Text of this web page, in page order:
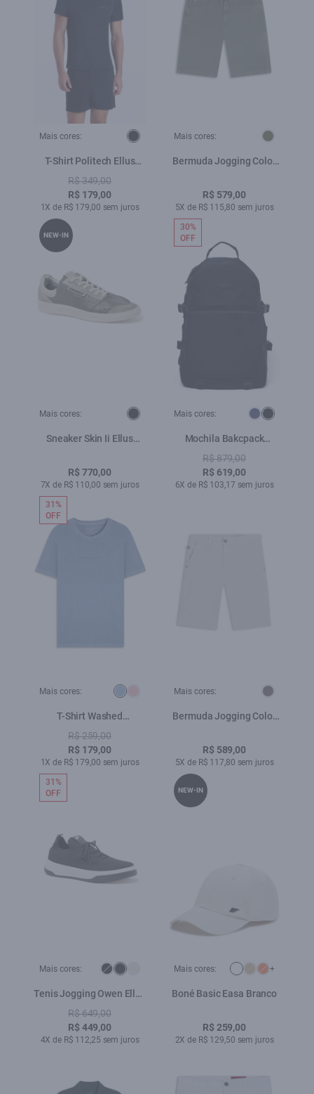
Mais cores:
T-Shirt Politech Ellus
Sportdlx Preto
R$ 349,00
R$ 179,00
1X de R$ 179,00 sem juros
Mais cores:
Bermuda Jogging Color
R$ 579,00
5X de R$ 115,80 sem juros
Mais cores:
Sneaker Skin Ii Ellus
R$ 770,00
7X de R$ 110,00 sem juros
NEW-IN
Mais cores:
Mochila Bakcpack
Atlantis Nylon Ellus Preto
R$ 879,00
R$ 619,00
6X de R$ 103,17 sem juros
30%
OFF
Mais cores:
T-Shirt Washed
Essentials Azul Pervante
R$ 259,00
R$ 179,00
1X de R$ 179,00 sem juros
31%
OFF
Mais cores:
Bermuda Jogging Color
R$ 589,00
5X de R$ 117,80 sem juros
Mais cores:
Tenis Jogging Owen Ellus
Preto
R$ 649,00
R$ 449,00
4X de R$ 112,25 sem juros
31%
OFF
Mais cores: +
Boné Basic Easa Branco
R$ 259,00
2X de R$ 129,50 sem juros
NEW-IN